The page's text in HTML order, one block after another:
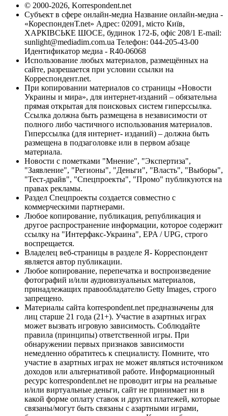
© 2000-2026, Korrespondent.net
Субъект в сфере онлайн-медиа Название онлайн-медиа -
«КореспонденТ.net» Адрес: 02091, місто Київ,
ХАРКІВСЬКЕ ШОСЕ, будинок 172-Б, офіс 208/1 E-mail:
sunlight@mediadim.com.ua Телефон: 044-205-43-00
Идентификатор медиа - R40-06068
Использование любых материалов, размещённых на
сайте, разрешается при условии ссылки на
Корреспондент.net.
При копировании материалов со страницы «Новости
Украины и мира», для интернет-изданий – обязательна
прямая открытая для поисковых систем гиперссылка.
Ссылка должна быть размещена в независимости от
полного либо частичного использования материалов.
Гиперссылка (для интернет- изданий) – должна быть
размещена в подзаголовке или в первом абзаце
материала.
Новости с пометками "Мнение", "Экспертиза",
"Заявление", "Регионы", "Деньги", "Власть", "Выборы",
"Тест-драйв", "Спецпроекты", "Промо" публикуются на
правах рекламы.
Раздел Спецпроекты создается совместно с
коммерческими партнерами.
Любое копирование, публикация, републикация и
другое распространение информации, которое содержит
ссылку на "Интерфакс-Украина", EPA / UPG, строго
воспрещается.
Владелец веб-страницы в разделе Я- Корреспондент
является автор публикации.
Любое копирование, перепечатка и воспроизведение
фотографий и/или аудиовизуальных материалов,
принадлежащих правообладателю Getty Images, строго
запрещено.
Материалы сайта korrespondent.net предназначены для
лиц старше 21 года (21+). Участие в азартных играх
может вызвать игровую зависимость. Соблюдайте
правила (принципы) ответственной игры. При
обнаружении первых признаков зависимости
немедленно обратитесь к специалисту. Помните, что
участие в азартных играх не может являться источником
доходов или альтернативой работе. Информационный
ресурс korrespondent.net не проводит игры на реальные
и/или виртуальные деньги, сайт не принимает ни в
какой форме оплату ставок и других платежей, которые
связаны/могут быть связаны с азартными играми,